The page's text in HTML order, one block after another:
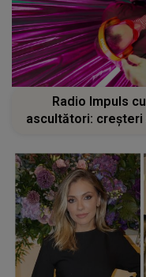
Radio Impuls
ascultători: